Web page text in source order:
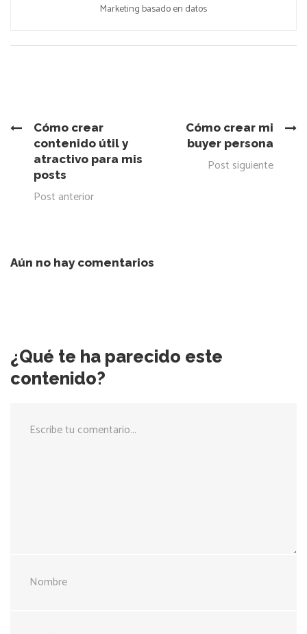
Marketing basado en datos
Cómo crear
contenido útil y
atractivo para mis
posts
Post anterior
Cómo crear mi
buyer persona
Post siguiente
Aún no hay comentarios
¿Qué te ha parecido este
contenido?